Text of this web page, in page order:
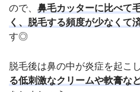
ので、 鼻毛カッターに比べて
く、脱毛する頻度が少なくて
す◎
脱毛後は鼻の中が炎症を起こ
る低刺激なクリームや軟膏な